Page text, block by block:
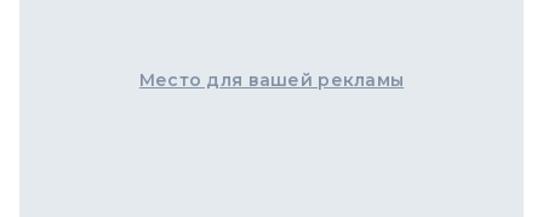
Место для вашей рекламы